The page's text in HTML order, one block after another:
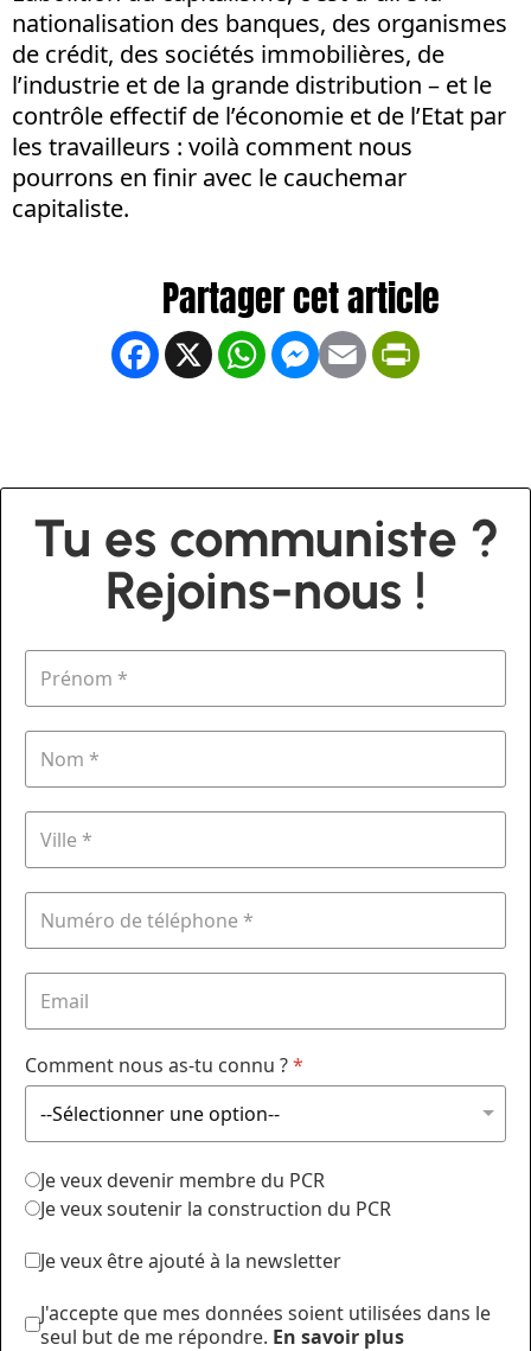
nationalisation des banques, des organismes
de crédit, des sociétés immobilières, de
l’industrie et de la grande distribution – et le
contrôle effectif de l’économie et de l’Etat par
les travailleurs : voilà comment nous
pourrons en finir avec le cauchemar
capitaliste.
Facebook
X WhatsApp
Messenger
Email
Tu es communiste ?
Rejoins-nous !
Comment nous as-tu connu ?*
Je veux devenir membre du PCR
Je veux soutenir la construction du PCR
Je veux être ajouté à la newsletter
J'accepte que mes données soient utilisées dans le
seul but de me répondre. En savoir plus